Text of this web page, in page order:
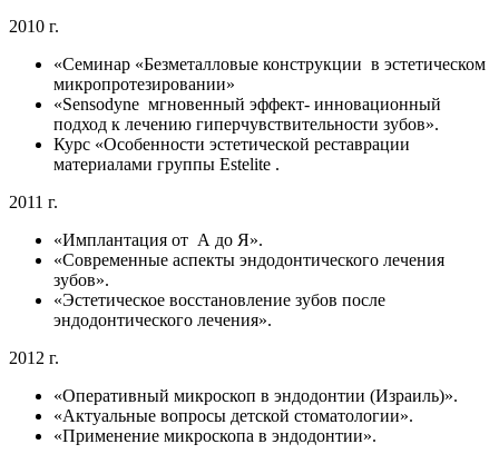
2010 г.
«Семинар «Безметалловые конструкции в эстетическом
микропротезировании»
«Sensodyne мгновенный эффект- инновационный
подход к лечению гиперчувствительности зубов».
Курс «Особенности эстетической реставрации
материалами группы Estelite .
2011 г.
«Имплантация от А до Я».
«Современные аспекты эндодонтического лечения
зубов».
«Эстетическое восстановление зубов после
эндодонтического лечения».
2012 г.
«Оперативный микроскоп в эндодонтии (Израиль)».
«Актуальные вопросы детской стоматологии».
«Применение микроскопа в эндодонтии».